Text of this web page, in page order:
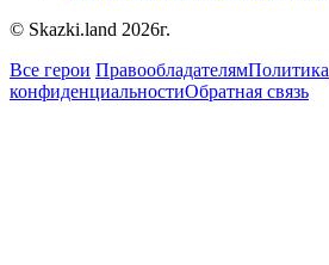
© Skazki.land 2026г.
Все герои ПравообладателямПолитика
конфиденциальностиОбратная связь